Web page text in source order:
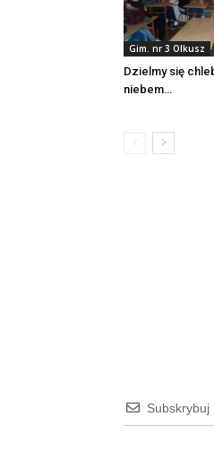
Gim. nr 3 Olkusz
Dzielmy się
niebem…
Subskrybuj